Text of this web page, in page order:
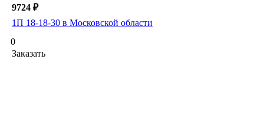
9724 ₽
1П 18-18-30 в Московской области
0
Заказать